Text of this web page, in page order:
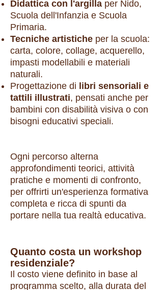
Didattica con l'argilla per Nido,
Scuola dell'Infanzia e Scuola
Primaria.
Tecniche artistiche per la scuola:
carta, colore, collage, acquerello,
impasti modellabili e materiali
naturali.
Progettazione di libri sensoriali e
tattili illustrati, pensati anche per
bambini con disabilità visiva o con
bisogni educativi speciali.
Ogni percorso alterna
approfondimenti teorici, attività
pratiche e momenti di confronto,
per offrirti un'esperienza formativa
completa e ricca di spunti da
portare nella tua realtà educativa.
Quanto costa un workshop
residenziale?
Il costo viene definito in base al
programma scelto, alla durata del